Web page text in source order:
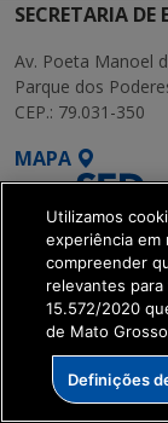
SECRETARIA DE
Av. Poeta Manoel
Parque dos
CEP.: 79.031-350
MAPA
SETDIG |
Executiva de
Utilizamos
experiência em
compreender
relevantes
15.572/2020
de Mato
Definições